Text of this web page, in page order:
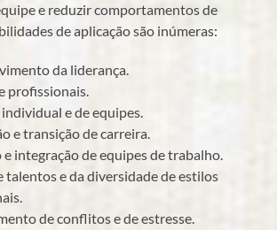
e reduzir comportamentos de
de aplicação são inúmeras:
da liderança.
profissionais.
e de equipes.
e transição de carreira.
e integração de equipes de trabalho.
talentos e da diversidade de estilos
de conflitos e de estresse.